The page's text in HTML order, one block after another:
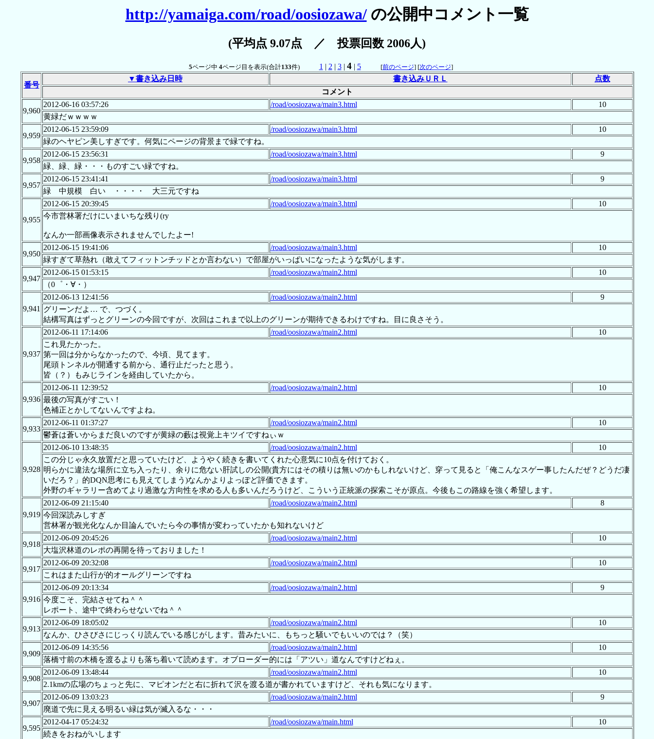
http://yamaiga.com/road/oosiozawa/の公開中コメント一覧
(平均点 9.07点 ／ 投票回数 2006人)
5ページ中 4ページ目を表示(合計133件) 1 | 2 | 3| 4| 5 [前のページ] [次のページ]
番号
▼書き込み日時 書き込みＵＲＬ
点数
コメント
9,960
2012-06-16 03:57:26 /road/oosiozawa/main3.html
10
黄緑だｗｗｗｗ
9,959
2012-06-15 23:59:09 /road/oosiozawa/main3.html
10
緑のヘヤピン美しすぎです。何気にページの背景まで緑ですね。
9,958
2012-06-15 23:56:31 /road/oosiozawa/main3.html
9
緑、緑、緑・・・ものすごい緑ですね。
9,957
2012-06-15 23:41:41 /road/oosiozawa/main3.html
9
緑 中規模 白い ・・・・ 大三元ですね
9,955
2012-06-15 20:39:45 /road/oosiozawa/main3.html
10
今市営林署だけにいまいちな残り(ry
なんか一部画像表示されませんでしたよー!
9,950
2012-06-15 19:41:06 /road/oosiozawa/main3.html
10
緑すぎて草熱れ（敢えてフィットンチッドとか言わない）で部屋がいっぱいになったような気がします。
9,947
2012-06-15 01:53:15 /road/oosiozawa/main2.html
10
（0゜・∀・）
9,941
2012-06-13 12:41:56 /road/oosiozawa/main2.html
9
グリーンだよ… で、つづく。
結構写真はずっとグリーンの今回ですが、次回はこれまで以上のグリーンが期待できるわけですね。目に良さそう。
9,937
2012-06-11 17:14:06 /road/oosiozawa/main2.html
10
これ見たかった。
第一回は分からなかったので、今頃、見てます。
尾頭トンネルが開通する前から、通行止だったと思う。
皆（？）もみじラインを経由していたから。
9,936
2012-06-11 12:39:52 /road/oosiozawa/main2.html
10
最後の写真がすごい！
色補正とかしてないんですよね。
9,933
2012-06-11 01:37:27 /road/oosiozawa/main2.html
10
鬱蒼は蒼いからまだ良いのですが黄緑の藪は視覚上キツイですねぃｗ
9,928
2012-06-10 13:48:35 /road/oosiozawa/main2.html
10
この分じゃ永久放置だと思っていたけど、ようやく続きを書いてくれた心意気に10点を付けておく。
明らかに違法な場所に立ち入ったり、余りに危ない肝試しの公開(貴方にはその積りは無いのかもしれないけど、穿って見ると「俺こんなスゲー事したんだぜ？どうだ凄
いだろ？」的DQN思考にも見えてしまう)なんかよりよっぽど評価できます。
外野のギャラリー含めてより過激な方向性を求める人も多いんだろうけど、こういう正統派の探索こそが原点。今後もこの路線を強く希望します。
9,919
2012-06-09 21:15:40 /road/oosiozawa/main2.html
8
今回深読みしすぎ
営林署が観光化なんか目論んでいたら今の事情が変わっていたかも知れないけど
9,918
2012-06-09 20:45:26 /road/oosiozawa/main2.html
10
大塩沢林道のレポの再開を待っておりました！
9,917
2012-06-09 20:32:08 /road/oosiozawa/main2.html
10
これはまた山行が的オールグリーンですね
9,916
2012-06-09 20:13:34 /road/oosiozawa/main2.html
9
今度こそ、完結させてね＾＾
レポート、途中で終わらせないでね＾＾
9,913
2012-06-09 18:05:02 /road/oosiozawa/main2.html
10
なんか、ひさびさにじっくり読んでいる感じがします。昔みたいに、もちっと騒いでもいいのでは？（笑）
9,909
2012-06-09 14:35:56 /road/oosiozawa/main2.html
10
落橋寸前の木橋を渡るよりも落ち着いて読めます。オブローダー的には「アツい」道なんですけどねぇ。
9,908
2012-06-09 13:48:44 /road/oosiozawa/main2.html
10
2.1kmの広場のちょっと先に、マピオンだと右に折れて沢を渡る道が書かれていますけど、それも気になります。
9,907
2012-06-09 13:03:23 /road/oosiozawa/main2.html
9
廃道で先に見える明るい緑は気が滅入るな・・・
9,595
2012-04-17 05:24:32 /road/oosiozawa/main.html
10
続きをおねがいします